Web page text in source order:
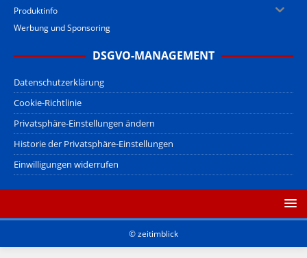
Produktinfo
Werbung und Sponsoring
DSGVO-MANAGEMENT
Datenschutzerklärung
Cookie-Richtlinie
Privatsphäre-Einstellungen ändern
Historie der Privatsphäre-Einstellungen
Einwilligungen widerrufen
© zeitimblick